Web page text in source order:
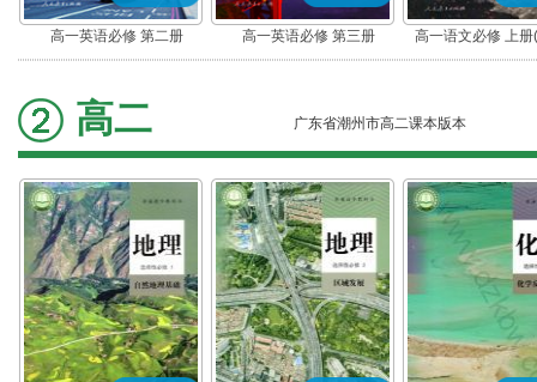
高一英语必修 第二册 高一英语必修 第三册 高一语文必修 上
高二 广东省潮州市高二课本版本